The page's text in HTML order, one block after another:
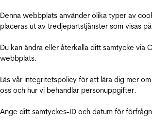
Denna webbplats använder olika typer av
placeras ut av tredjepartstjänster som visas
Du kan ändra eller återkalla ditt samtycke via
webbplats.
Läs vår integritetspolicy för att lära dig mer
oss och hur vi behandlar personuppgifter.
Ange ditt samtyckes-ID och datum för